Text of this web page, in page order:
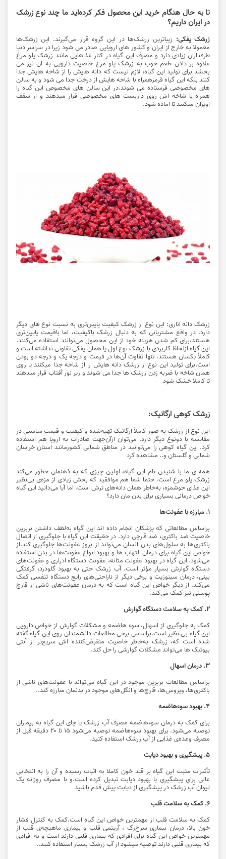
تا به حال هنگام خرید این محصول فکر کرده‌اید ما چند نوع زرشک
در ایران داریم؟
زرشک پفکی: زیباترین زرشک‌ها در این گروه قرار می‌گیرند. این زرشک‌ها
معمولا به خارج از ایران و کشور های اروپایی صادر می شود زیرا در سراسر دنیا
طرفداران زیادی دارد و مصرف این گیاه در کنار غذاهایی مانند زرشک پلو مرغ
علاوه بر دادن طعم خوب به زرشک پلو مرغ خاصیت دارویی به ان نیز می
بخشد برای تولید این گیاه، لازم نیست که دانه هایش را از شاخه هایش جدا
کنند بلکه این گیاه قرمزهمراه با شاخه هایش از درخت جدا می شود و به سالن
های مخصوصی فرستاده می شوند.در این سالن های مخصوص این گیاه را
همراه با شاخه اش روی داربست های مخصوصی قرار میدهند و از سقف
اویزان میکنند تا اماده شود.
زرشک دانه اناری: این نوع از زرشک کیفیت پایین‌تری به نسبت نوع های دیگر
دارد. در واقع مشتریانی که به دنبال زرشک باکیفیت، اما باقیمت پایین‌تری
هستند،برای کم شدن هزینه خود از این محصول می‌توانند استفاده می‌کنند.
این گیاه ازلحاظ کاربردی با زرشک نوع اول یا همان پفکی تفاوتی نداشته است و
کاملاً یکسان هستند. تنها تفاوت آن‌ها در قیمت و درجه یک و درجه دو بودن
است.برای تولید این نوع از زرشک دانه هایش را از شاخه جدا میکنند یا روی
همان شاخه با ضربه زدن زرشک ها جدا می شوند و زیر نور آفتاب قرار میدهند
تا کاملا خشک شود
زرشک کوهی ارگانیک:
این نوع از زرشک به صور کاملاً ارگانیک تهیه‌شده وکیفیت و قیمت مناسبیدر
مقایسه با دونوع دیگر دارد. می‌توان ازآن‌جهت صادرات به اروپا هم استفاده
کرد. این گیاه کوهی را می‌توانید در مناطق شمالی کشورمانند استان خراسان
شمالی و گلستان و.. مشاهده کرد
همه ی ما با شنیدن نام این گیاه، اولین چیزی که به ذهنمان خطور می‌کند
زرشک ‌پلو مرغ است. حتما شما هم موافقید که بخش زیادی از مزه‌ی بی‌نظیر
این غذای خوشمزه، به‌خاطر همان دانه‌های ترش است. اما آیا می‌دانید این گیاه
خواص درمانی بسیاری برای بدن مان دارد؟
۱. مبارزه با عفونت‌ها
براساس مطالعاتی که پزشکان انجام داده اند این گیاه به‌لطف داشتن بربرین‌
خاصیت ضد باکتری، ضد قارچی دارد. در حقیقت این گیاه با جلوگیری از اتصال
باکتری‌ها به سلول‌های بدن انسان می‌تواند از بروز عفونت‌ها جلوگیری کند.از
خواص این گیاه برای درمان التهاب ها و بهبود انواع عفونت‌ها در بدن استفاده
می‌شود. این گیاه در بهبود عفونت مثانه، عفونت دستگاه ادراری و عفونت‌های
دستگاه گوارش بسیار مؤثر است. آب زرشک حتی به بهبود گلودرد، گرفتگی
بینی، درمان سینوزیت و برخی دیگر از ناراحتی‌های رایج دستگاه تنفسی کمک
می‌کند. از دیگر خواص این گیاه است که به درمان عفونت‌های ناشی از قارچ
پوستی نیز کمک می‌کند.
۲. کمک به سلامت دستگاه گوارش
کمک به جلوگیری از اسهال، سوء هاضمه و مشکلات گوارش از خواص دارویی
این گیاه بی نظیر است.براساس برخی مطالعات دانشمندان روی این گیاه گفته
شده است که، زرشک به‌خاطر خاصیت منقبض‌کننده اش سریع‌تر از آنتی
بیوتیک ها می‌تواند مشکلات گوارشی را حل کند.
۳. درمان اسهال
براساس مطالعات بربرین موجود در این گیاه می‌تواند با عفونت‌های ناشی از
باکتری‌ها، ویروس‌ها، قارچ‌ها و انگل‌های موجود در بدنمان مبارزه کند..
۴. بهبود سوء‌هاضمه
برای کمک به درمان سوء‌هاضمه مصرف آب ‌زرشک یا چای این گیاه به بیماران
توصیه می‌شود. برای بهبود سوء‌هاضمه توصیه می‌شود ۱۵ تا ۲۰ دقیقه قبل از
مصرف وعده‌ی غذایی از آب زرشک استفاده کنید.
۵. پیشگیری و بهبود دیابت
تأثیرات مثبت این گیاه بر قند خون کاملا به اثبات رسیده و آن را به انتخابی
عالی برای پیشگیری یا بهبود دیابت تبدیل کرده است.و با مصرف روزانه یک
لیوان آب زرشک در پیشگیری از دیابت پیش قدم باشید
۶. کمک به سلامت قلب
کمک به سلامت قلب از مهمترین خواص این گیاه است.کمک به کنترل فشار
خون بالا، درمان بیماری سرخ‌رگ ، آریتمی قلب و بیماری ماهیچه‌ی قلب از
مهمترین خواص این گیاه برای افرادی که بیماری قلبی دارند است و به افرادی
که بیماری قلبی دارند توصیه میشود از آب زرشک بسیار استفاده کنند..